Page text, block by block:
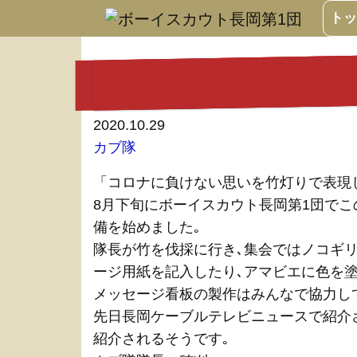
ト
2020.10.29
カブ隊
「コロナに負けない思いを竹灯りで表現
8月下旬にボーイスカウト長岡第1団で
備を始めました｡
隊長が竹を伐採に行き､集会ではノコギ
ージ用紙を記入したり､アマビエに色を
メッセージ看板の製作はみんなで協力
先日長岡ケーブルテレビニュースで紹
紹介されるそうです｡